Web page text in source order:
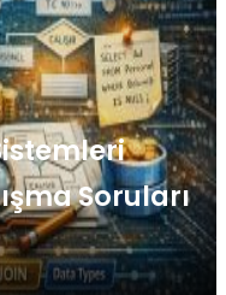
Soruları